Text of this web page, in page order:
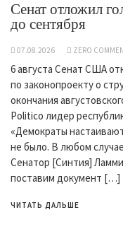
Сенат отложил
до сентября
07.08.2026 ZERO
6 августа Сенат США
по законопроекту о
окончания
Politico лидер
«Демократы
не было. В любом
Сенатор [Синтия]
поставим документ […]
ЧИТАТЬ ДАЛЬШЕ